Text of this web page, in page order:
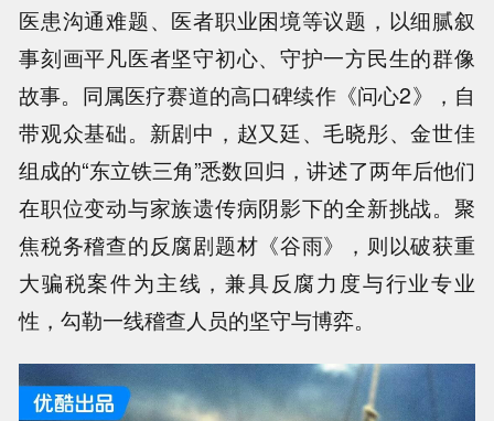
医患沟通难题、医者职业困境等议题，以细腻叙
事刻画平凡医者坚守初心、守护一方民生的群像
故事。同属医疗赛道的高口碑续作《问心2》，自
带观众基础。新剧中，赵又廷、毛晓彤、金世佳
组成的“东立铁三角”悉数回归，讲述了两年后他们
在职位变动与家族遗传病阴影下的全新挑战。聚
焦税务稽查的反腐剧题材《谷雨》，则以破获重
大骗税案件为主线，兼具反腐力度与行业专业
性，勾勒一线稽查人员的坚守与博弈。